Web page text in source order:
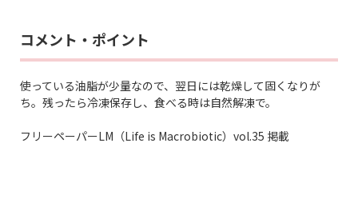
コメント・ポイント
使っている油脂が少量なので、翌日には乾燥して固くなりが
ち。残ったら冷凍保存し、食べる時は自然解凍で。
フリーペーパーLM（Life is Macrobiotic）vol.35 掲載